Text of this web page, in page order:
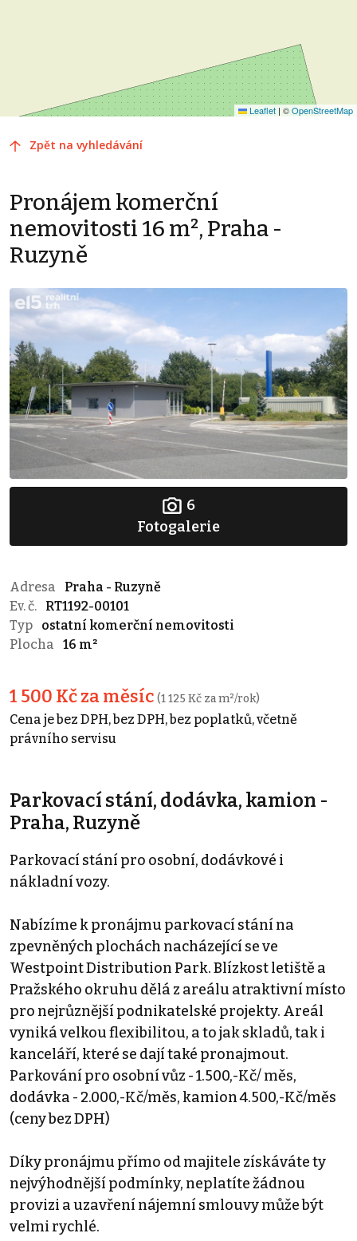
Leaflet | ©OpenStreetMap
Zpět na vyhledávání
Pronájem komerční
nemovitosti 16 m², Praha -
Ruzyně
6
Fotogalerie
Adresa
Praha - Ruzyně
Ev. č.
RT1192-00101
Typ
ostatní komerční nemovitosti
Plocha
16 m²
1 500 Kč za měsíc (1 125 Kč za m²/rok)
Cena je bez DPH, bez DPH, bez poplatků, včetně
právního servisu
Parkovací stání, dodávka, kamion -
Praha, Ruzyně
Parkovací stání pro osobní, dodávkové i
nákladní vozy.
Nabízíme k pronájmu parkovací stání na
zpevněných plochách nacházející se ve
Westpoint Distribution Park. Blízkost letiště a
Pražského okruhu dělá z areálu atraktivní místo
pro nejrůznější podnikatelské projekty. Areál
vyniká velkou flexibilitou, a to jak skladů, tak i
kanceláří, které se dají také pronajmout.
Parkování pro osobní vůz - 1.500,-Kč/ měs,
dodávka - 2.000,-Kč/měs, kamion 4.500,-Kč/měs
(ceny bez DPH)
Díky pronájmu přímo od majitele získáváte ty
nejvýhodnější podmínky, neplatíte žádnou
provizi a uzavření nájemní smlouvy může být
velmi rychlé.